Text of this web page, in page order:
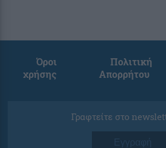
Όροι
χρήσης
Πολιτική
Απορρήτου
Γραφτείτε στο
Εγγραφή